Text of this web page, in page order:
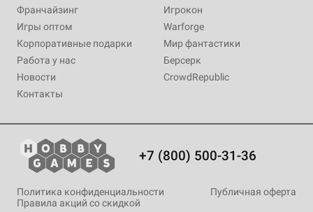
Франчайзинг
Игры оптом
Корпоративные подарки
Работа у нас
Новости
Контакты
Игрокон
Warforge
Мир фантастики
Берсерк
CrowdRepublic
+7 (800) 500-31-36
Политика конфиденциальности
Публичная оферта
Правила акций со скидкой